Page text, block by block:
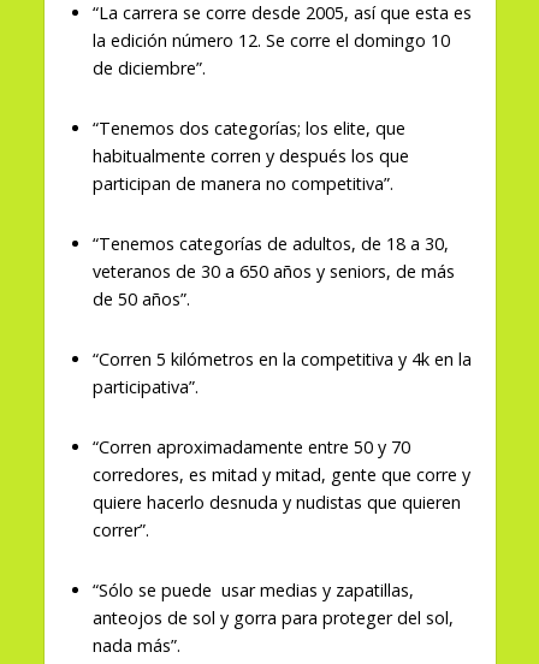
“La carrera se corre desde 2005, así que esta es
la edición número 12. Se corre el domingo 10
de diciembre”.
“Tenemos dos categorías; los elite, que
habitualmente corren y después los que
participan de manera no competitiva”.
“Tenemos categorías de adultos, de 18 a 30,
veteranos de 30 a 650 años y seniors, de más
de 50 años”.
“Corren 5 kilómetros en la competitiva y 4k en la
participativa”.
“Corren aproximadamente entre 50 y 70
corredores, es mitad y mitad, gente que corre y
quiere hacerlo desnuda y nudistas que quieren
correr”.
“Sólo se puede usar medias y zapatillas,
anteojos de sol y gorra para proteger del sol,
nada más”.